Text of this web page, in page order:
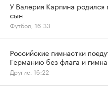
У Валерия Карпина родился
сын
Футбол, 16:33
Российские гимнастки
Германию без флага и гимна
Другие, 16:22